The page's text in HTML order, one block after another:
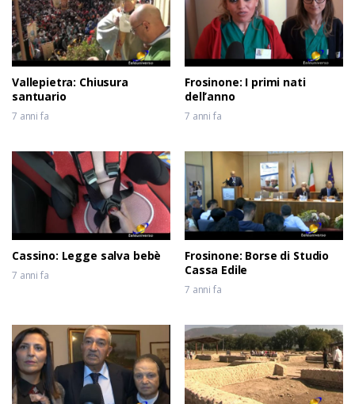
Vallepietra: Chiusura
santuario
7 anni fa
Frosinone: I primi nati
dell’anno
7 anni fa
Cassino: Legge salva bebè
7 anni fa
Frosinone: Borse di Studio
Cassa Edile
7 anni fa